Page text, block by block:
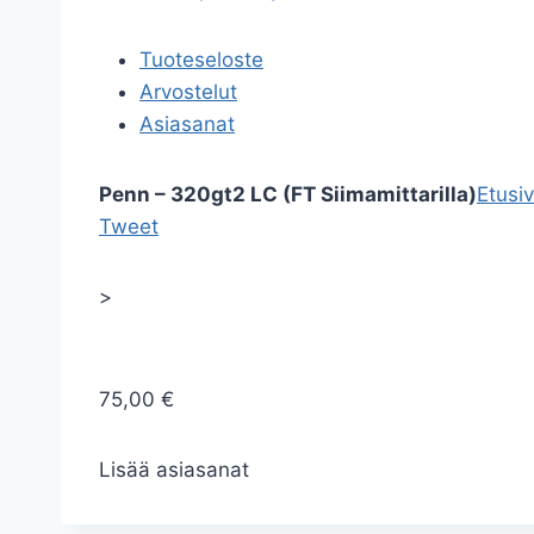
Tuoteseloste
Arvostelut
Asiasanat
Penn – 320gt2 LC (FT Siimamittarilla)
Tweet
>
75,00 €
Lisää asiasanat